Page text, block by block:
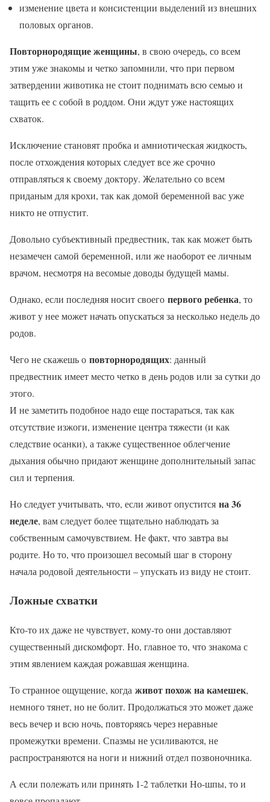
изменение цвета и консистенции выделений из внешних
половых органов.
Повторнородящие женщины, в свою очередь, со всем
этим уже знакомы и четко запомнили, что при первом
затвердении животика не стоит поднимать всю семью и
тащить ее с собой в роддом. Они ждут уже настоящих
схваток.
Исключение становят пробка и амниотическая жидкость,
после отхождения которых следует все же срочно
отправляться к своему доктору. Желательно со всем
приданым для крохи, так как домой беременной вас уже
никто не отпустит.
Довольно субъективный предвестник, так как может быть
незамечен самой беременной, или же наоборот ее личным
врачом, несмотря на весомые доводы будущей мамы.
Однако, если последняя носит своего первого ребенка, то
живот у нее может начать опускаться за несколько недель до
родов.
Чего не скажешь о повторнородящих: данный
предвестник имеет место четко в день родов или за сутки до
этого.
И не заметить подобное надо еще постараться, так как
отсутствие изжоги, изменение центра тяжести (и как
следствие осанки), а также существенное облегчение
дыхания обычно придают женщине дополнительный запас
сил и терпения.
Но следует учитывать, что, если живот опустится на 36
неделе, вам следует более тщательно наблюдать за
собственным самочувствием. Не факт, что завтра вы
родите. Но то, что произошел весомый шаг в сторону
начала родовой деятельности – упускать из виду не стоит.
Ложные схватки
Кто-то их даже не чувствует, кому-то они доставляют
существенный дискомфорт. Но, главное то, что знакома с
этим явлением каждая рожавшая женщина.
То странное ощущение, когда живот похож на камешек,
немного тянет, но не болит. Продолжаться это может даже
весь вечер и всю ночь, повторяясь через неравные
промежутки времени. Спазмы не усиливаются, не
распространяются на ноги и нижний отдел позвоночника.
А если полежать или принять 1-2 таблетки Но-шпы, то и